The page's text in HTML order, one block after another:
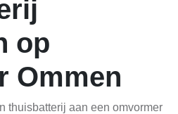
op
Ommen
thuisbatterij aan een omvormer